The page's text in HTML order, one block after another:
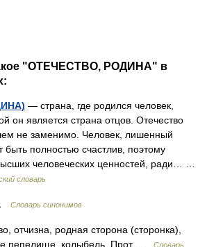
"ОТЕЧЕСТВО, РОДИНА" в
— страна, где родился человек,
он является страна отцов. Отечество
не заменимо. Человек, лишенный
быть полностью счастлив, поэтому
человеческих ценностей, ради… …
словарь
Словарь синонимов
отчизна, родная сторона (сторонка),
пепелище, колыбель. Прот …
Словарь